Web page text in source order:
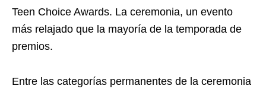
Teen Choice Awards. La ceremonia, un evento
más relajado que la mayoría de la temporada de
premios.
Entre las categorías permanentes de la ceremonia